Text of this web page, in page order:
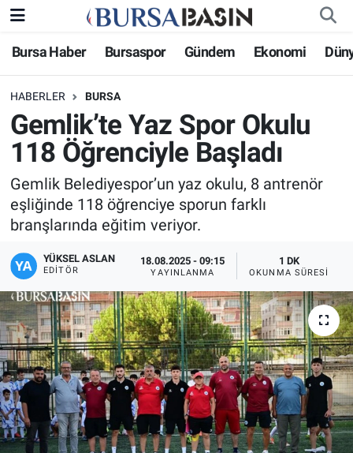
Bursa Haber Bursaspor Gündem Ekonomi
HABERLER BURSA
Gemlik’te Yaz Spor Okulu
118 Öğrenciyle Başladı
Gemlik Belediyespor’un yaz okulu, 8 antrenör
eşliğinde 118 öğrenciye sporun farklı
branşlarında eğitim veriyor.
YÜKSEL ASLAN
EDITÖR
18.08.2025 - 09:15
YAYINLANMA
1 DK
OKUNMA SÜRESI
Bursa Haber
Genel
Politika
Bilim, Teknoloji
KÜLTÜR-SANAT
Yerel
Bursaspor
Gündem
Sağlık
Eğitim
Bursa Nöbetçi Eczaneler
Bursa Hava Durumu
Bursa Namaz Vakitleri
Bursa Trafik Yoğunluk Haritası
Süper Lig Puan Durumu ve Fikstür
Tüm Manşetler
Son Dakika Haberleri
Haber Arşivi